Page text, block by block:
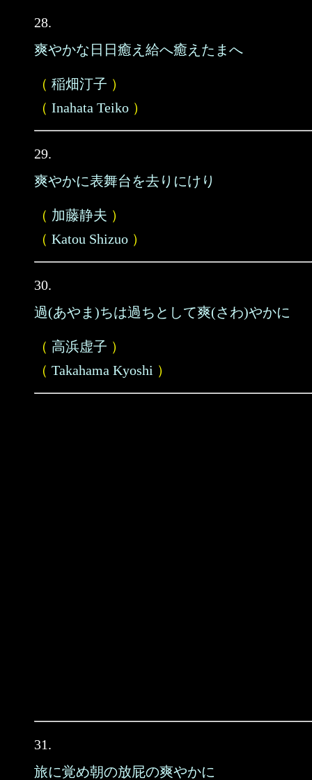
28.
爽やかな日日癒え給へ癒えたまへ
（ 稲畑汀子 ）
（ Inahata Teiko ）
29.
爽やかに表舞台を去りにけり
（ 加藤静夫 ）
（ Katou Shizuo ）
30.
過(あやま)ちは過ちとして爽(さわ)やかに
（ 高浜虚子 ）
（ Takahama Kyoshi ）
31.
旅に覚め朝の放屁の爽やかに